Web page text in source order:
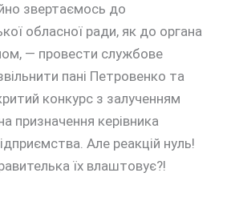
звертаємось до
обласної ради, як до органа
— провести службове
пані Петровенко та
конкурс з залученням
призначення керівника
Але реакцій нуль!
їх влаштовує?!